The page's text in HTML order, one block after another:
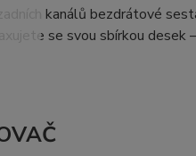
kanálů bezdrátové
se svou sbírkou